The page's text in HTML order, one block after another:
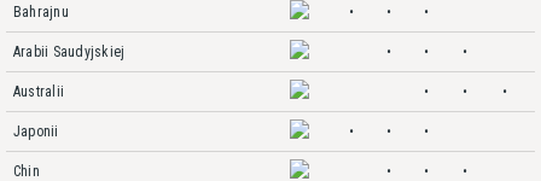
Bahrajnu
• • •
Arabii Saudyjskiej • • •
Australii • • •
Japonii • • •
Chin • • •